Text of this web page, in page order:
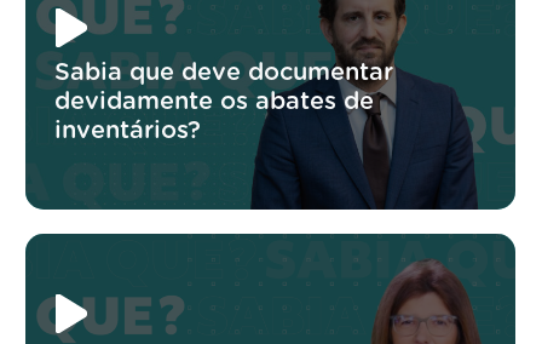
Sabia que deve documentar
devidamente os abates de
inventários?